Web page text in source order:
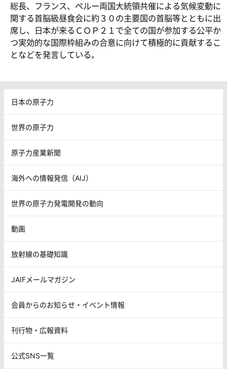
総長、フランス、ペルー両国大統領共催による気候変動に
関する首脳級昼食会に約３０の主要国の首脳等とともに出
席し、日本が来るＣＯＰ２１で全ての国が参加する公平か
つ実効的な国際枠組みの合意に向けて積極的に貢献するこ
となどを発言している。
日本の原子力
世界の原子力
原子力産業新聞
海外への情報発信（AIJ）
世界の原子力発電開発の動向
動画
放射線の基礎知識
JAIFメールマガジン
会員からのお知らせ・イベント情報
刊行物・広報資料
公式SNS一覧